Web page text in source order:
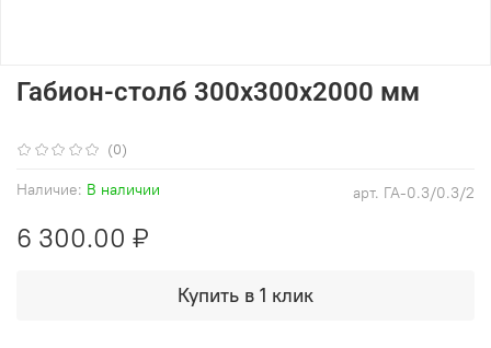
(0)
арт. ГА-0.3/0.3/2
Наличие: В наличии
Габион-столб 300х300х2000 мм
6 300.00 ₽
Купить в 1 клик